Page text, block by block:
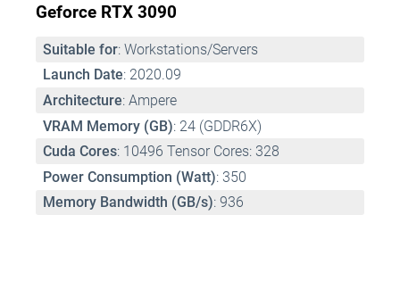
Geforce RTX 3090
Suitable for: Workstations/Servers
Launch Date: 2020.09
Architecture: Ampere
VRAM Memory (GB): 24 (GDDR6X)
Cuda Cores: 10496 Tensor Cores: 328
Power Consumption (Watt): 350
Memory Bandwidth (GB/s): 936